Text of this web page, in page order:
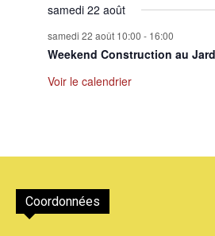
samedi 22 août
samedi 22 août 10:00 - 16:00
Weekend Construction au
Voir le calendrier
Coordonnées